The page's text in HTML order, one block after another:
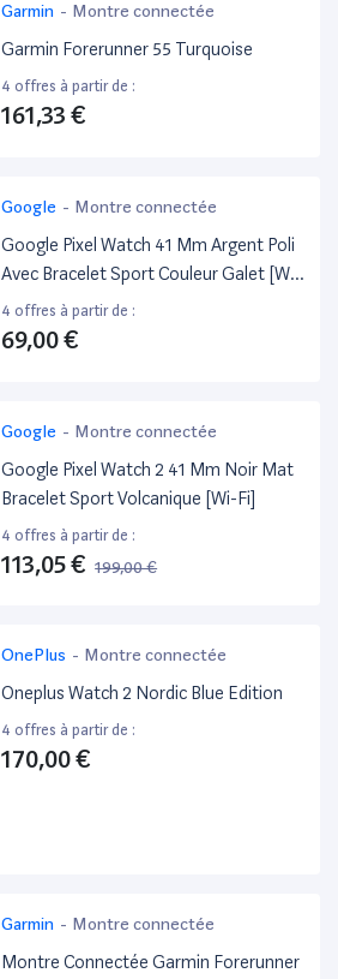
Garmin - Montre connectée
Garmin Forerunner 55 Turquoise
4 offres à partir de :
161,33 €
Google - Montre connectée
Google Pixel Watch 41 Mm Argent Poli
Avec Bracelet Sport Couleur Galet [Wi-
Fi]
4 offres à partir de :
69,00 €
Google - Montre connectée
Google Pixel Watch 2 41 Mm Noir Mat
Bracelet Sport Volcanique [Wi-Fi]
4 offres à partir de :
113,05 € 199,00 €
OnePlus - Montre connectée
Oneplus Watch 2 Nordic Blue Edition
4 offres à partir de :
170,00 €
Garmin - Montre connectée
Montre Connectée Garmin Forerunner